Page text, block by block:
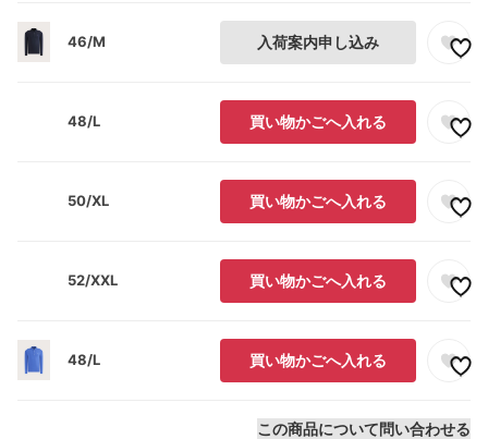
46/M 入荷案内申し込み
48/L 買い物かごへ入れる
50/XL 買い物かごへ入れる
52/XXL 買い物かごへ入れる
48/L 買い物かごへ入れる
この商品について問い合わせる